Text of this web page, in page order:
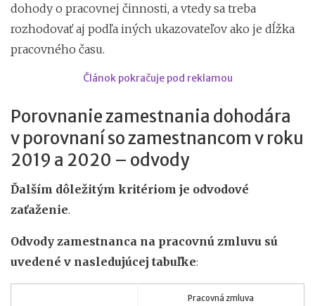
dohody o pracovnej činnosti, a vtedy sa treba
rozhodovať aj podľa iných ukazovateľov ako je dĺžka
pracovného času.
Článok pokračuje pod reklamou
Porovnanie zamestnania dohodára
v porovnaní so zamestnancom v roku
2019 a 2020 – odvody
Ďalším dôležitým kritériom je odvodové
zaťaženie.
Odvody zamestnanca na pracovnú zmluvu sú
uvedené v nasledujúcej tabuľke:
Pracovná zmluva